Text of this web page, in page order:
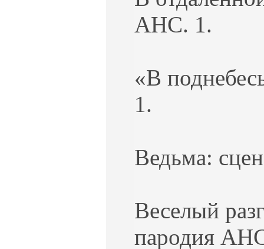
АНС. 1.
«В
1.
Ведьма:
Веселый
пародия